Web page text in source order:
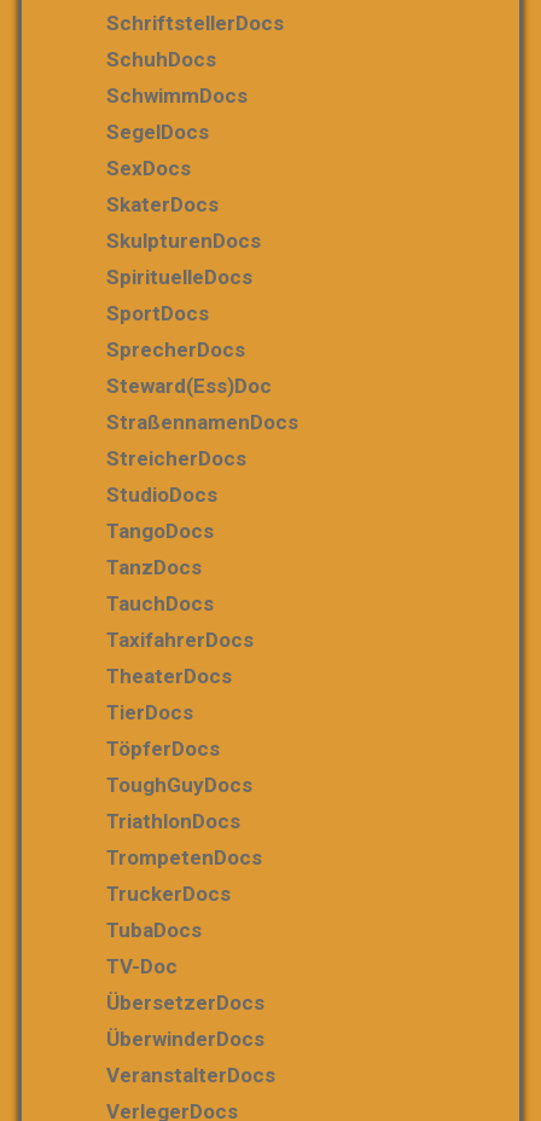
SchriftstellerDocs
SchuhDocs
SchwimmDocs
SegelDocs
SexDocs
SkaterDocs
SkulpturenDocs
SpirituelleDocs
SportDocs
SprecherDocs
Steward(ess)Doc
StraßennamenDocs
StreicherDocs
StudioDocs
TangoDocs
TanzDocs
TauchDocs
TaxifahrerDocs
TheaterDocs
TierDocs
TöpferDocs
ToughGuyDocs
TriathlonDocs
TrompetenDocs
TruckerDocs
TubaDocs
TV-Doc
ÜbersetzerDocs
ÜberwinderDocs
VeranstalterDocs
VerlegerDocs